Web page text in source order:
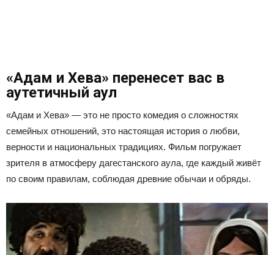
«Адам и Хева» перенесет вас в
аутетичный аул
«Адам и Хева» — это не просто комедия о сложностях
семейных отношений, это настоящая история о любви,
верности и национальных традициях. Фильм погружает
зрителя в атмосферу дагестанского аула, где каждый живёт
по своим правилам, соблюдая древние обычаи и обряды.